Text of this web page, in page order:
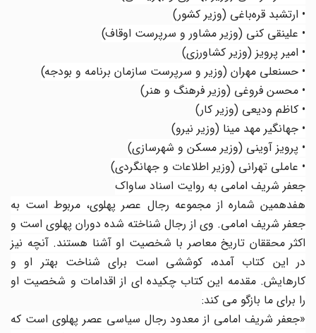
• ارتشبد قره‌باغی (وزیر کشور)
• علینقی کنی (وزیر مشاور و سرپرست اوقاف)
• امیر پرویز (وزیر کشاورزی)
• حسنعلی مهران (وزیر و سرپرست سازمان برنامه و بودجه)
• محسن فروغی (وزیر فرهنگ و هنر)
• کاظم ودیعی (وزیر کار)
• جهانگیر مهد مینا (وزیر نیرو)
• پرویز آوینی (وزیر مسکن و شهرسازی)
• عاملی تهرانی (وزیر اطلاعات و جهانگردی)
جعفر شریف امامی به روایت اسناد ساواک
هفدهمین شماره از مجموعه رجال عصر پهلوی، مربوط است به
جعفر شریف امامی. وی از رجال شناخته شده دوران پهلوی است و
اکثر محققان تاریخ معاصر با شخصیت او آشنا هستند. آنچه نیز
در این کتاب آمده، کوششی است برای شناخت بهتر او و
کارهایش. مقدمه این کتاب چکیده ای از اقدامات و شخصیت او
را برای ما بازگو می کند:
«جعفر شریف امامی از معدود رجال سیاسی عصر پهلوی است که